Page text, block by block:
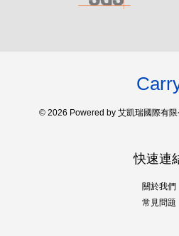
© 2026 Powered by 艾凱瑞國際有
快速連
關於我們
常見問題